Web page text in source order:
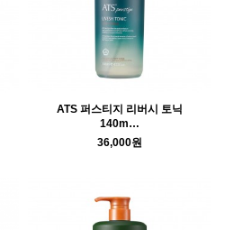
ATS 퍼스티지 리버시 토닉
140m…
36,000원